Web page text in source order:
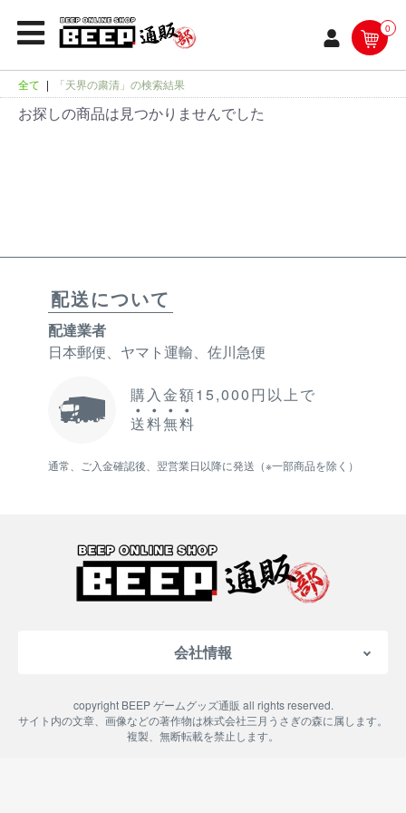
0
全て | 「天界の粛清」の検索結果
お探しの商品は見つかりませんでした
配送について
配達業者
日本郵便、ヤマト運輸、佐川急便
購入金額15,000円以上で
送料無料
通常、ご入金確認後、翌営業日以降に発送（※一部商品を除く）
会社情報
特定商取引法に基づく表記
copyright BEEP ゲームグッズ通販 all rights reserved.
サイト内の文章、画像などの著作物は株式会社三月うさぎの森に属します。
複製、無断転載を禁止します。